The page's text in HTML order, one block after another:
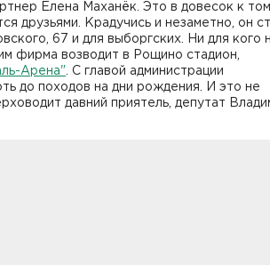
Елена Маханёк. Это в довесок к
друзьями. Крадучись и незаметно, он
67 и для выборгских. Ни для кого
фирма возводит в Рощино стадион,
Арена" . С главой администрации
до походов на дни рождения. И это не
давний приятель, депутат